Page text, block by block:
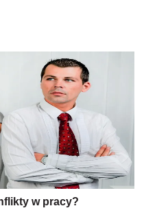
w pracy?